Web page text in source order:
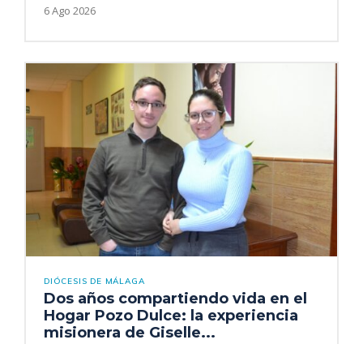
6 Ago 2026
DIÓCESIS DE MÁLAGA
Dos años compartiendo vida en el
Hogar Pozo Dulce: la experiencia
misionera de Giselle...